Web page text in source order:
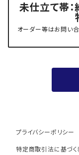
夏用
- 振袖の帯・ママ振り
『marumasa.fab』丸
未仕立て帯：
オーダー等はお問い
プライバシーポリシー
特定商取引法に基づく